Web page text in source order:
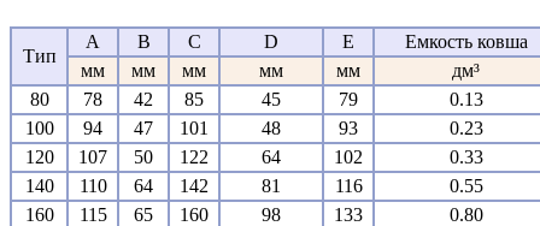
Тип
A B C D E
Емкость ковша
мм
мм мм мм мм
дм³
80
78 42 85 45 79
0.13
100
94 47 101 48 93
0.23
120
107 50 122 64 102
0.33
140
110 64 142 81 116
0.55
160
115 65 160 98 133
0.80